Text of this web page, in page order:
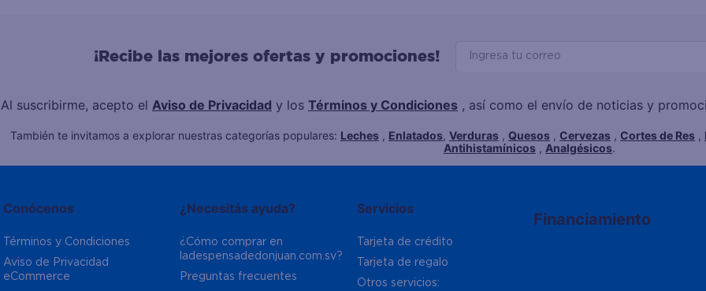
¡Recibe las mejores ofertas y promociones!
Al suscribirme, acepto el Aviso de Privacidad y los Términos y Condiciones , así como el envío de noticias y
También te invitamos a explorar nuestras categorías populares: Leches , Enlatados, Verduras , Quesos , Cervezas , Cortes de Res ,
Antihistamínicos , Analgésicos.
Conócenos
Términos y Condiciones
Aviso de Privacidad
eCommerce
¿Necesitás ayuda?
¿Cómo comprar en
ladespensadedonjuan.com.sv?
Preguntas frecuentes
Servicios
Tarjeta de crédito
Tarjeta de regalo
Otros servicios:
Financiamiento